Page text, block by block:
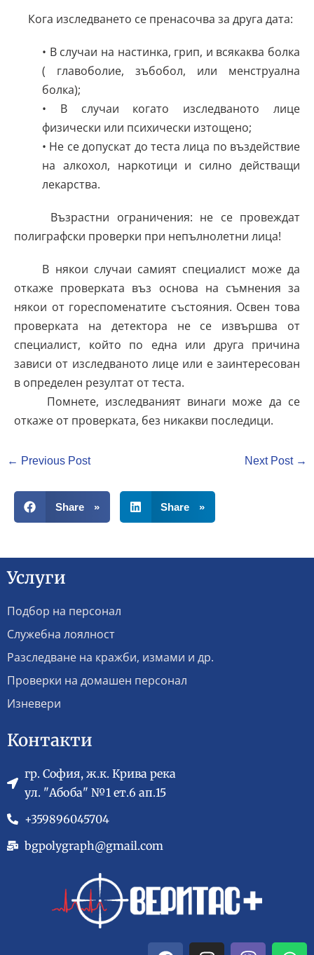
Кога изследването се пренасочва за друга дата:
• В случаи на настинка, грип, и всякаква болка
( главоболие, зъбобол, или менструална
болка);
• В случаи когато изследваното лице
физически или психически изтощено;
• Не се допускат до теста лица по въздействие
на алкохол, наркотици и силно действащи
лекарства.
Възрастни ограничения: не се провеждат
полиграфски проверки при непълнолетни лица!
В някои случаи самият специалист може да
откаже проверката въз основа на съмнения за
някои от гореспоменатите състояния. Освен това
проверката на детектора не се извършва от
специалист, който по една или друга причина
зависи от изследваното лице или е заинтересован
в определен резултат от теста.
Помнете, изследваният винаги може да се
откаже от проверката, без никакви последици.
← Previous Post Next Post →
Share » Share »
Услуги
Подбор на персонал
Служебна лоялност
Разследване на кражби, измами и др.
Проверки на домашен персонал
Изневери
Контакти
гр. София, ж.к. Крива река
ул. "Абоба" №1 ет.6 ап.15
+359896045704
bgpolygraph@gmail.com